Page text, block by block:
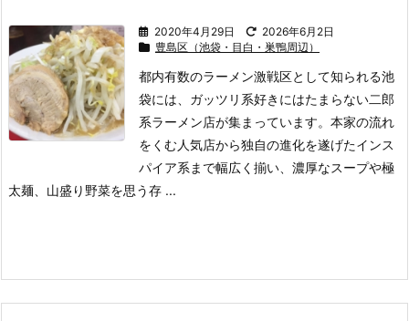
2020年4月29日
2026年6月2日
豊島区（池袋・目白・巣鴨周辺）
都内有数のラーメン激戦区として知られる池
袋には、ガッツリ系好きにはたまらない二郎
系ラーメン店が集まっています。 本家の流れ
をくむ人気店から独自の進化を遂げたインス
パイア系まで幅広く揃い、濃厚なスープや極
太麺、山盛り野菜を思う存 ...